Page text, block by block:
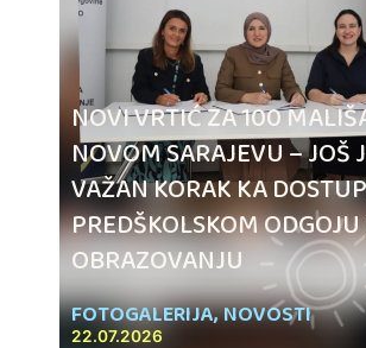
NOVI VRTIĆ ZA 100
NOVOM SARAJEVU – JOŠ
VAŽAN KORAK KA
PREDŠKOLSKOM
OBRAZOVANJU
FOTOGALERIJA,NOVOSTI
22.07.2026